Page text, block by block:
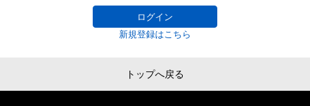
ログイン
新規登録はこちら
トップへ戻る